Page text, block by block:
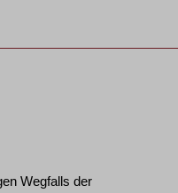
Wegfalls der